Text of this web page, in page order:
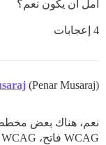
آمل أن يكون نعم؟
4 إعجابات
(Penar Musaraj)
نعم، هناك بعض